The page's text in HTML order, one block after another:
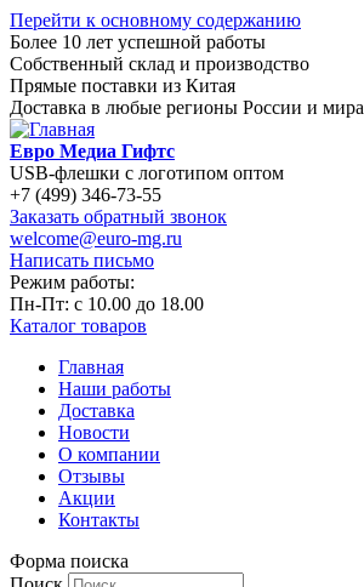
Перейти к основному содержанию
Более 10 лет успешной работы
Собственный склад и производство
Прямые поставки из Китая
Доставка в любые регионы России и мира
Евро Медиа Гифтс
USB-флешки с логотипом оптом
+7 (499) 346-73-55
Заказать обратный звонок
welcome@euro-mg.ru
Написать письмо
Режим работы:
Пн-Пт: с 10.00 до 18.00
Каталог товаров
Главная
Наши работы
Доставка
Новости
О компании
Отзывы
Акции
Контакты
Форма поиска